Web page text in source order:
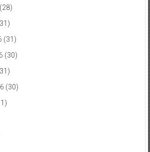
(28)
(31)
(30)
(30)